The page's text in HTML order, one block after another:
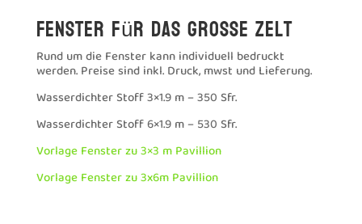
Fenster für das grosse Zelt
Rund um die Fenster kann individuell bedruckt
werden. Preise sind inkl. Druck, mwst und Lieferung.
Wasserdichter Stoff 3×1.9 m – 350 Sfr.
Wasserdichter Stoff 6×1.9 m – 530 Sfr.
Vorlage Fenster zu 3×3 m Pavillion
Vorlage Fenster zu 3x6m Pavillion